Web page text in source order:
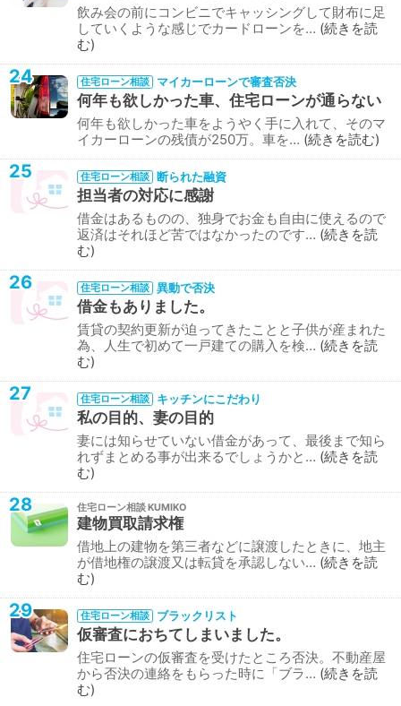
飲み会の前にコンビニでキャッシングして財布に足
していくような感じでカードローンを… 続きを読
む
24 住宅ローン相談 マイカーローンで審査否決
何年も欲しかった車、住宅ローンが通らない
何年も欲しかった車をようやく手に入れて、そのマ
イカーローンの残債が250万。車を… 続きを読む
25 住宅ローン相談 断られた融資
担当者の対応に感謝
借金はあるものの、独身でお金も自由に使えるので
返済はそれほど苦ではなかったのです… 続きを読
む
26 住宅ローン相談 異動で否決
借金もありました。
賃貸の契約更新が迫ってきたことと子供が産まれた
為、人生で初めて一戸建ての購入を検… 続きを読
む
27 住宅ローン相談 キッチンにこだわり
私の目的、妻の目的
妻には知らせていない借金があって、最後まで知ら
れずまとめる事が出来るでしょうかと… 続きを読
む
28 住宅ローン相談
建物買取請求権
借地上の建物を第三者などに譲渡したときに、地主
が借地権の譲渡又は転貸を承認しない… 続きを読
む
29 住宅ローン相談 ブラックリスト
仮審査におちてしまいました。
住宅ローンの仮審査を受けたところ否決。不動産屋
から否決の連絡をもらった時に「ブラ… 続きを読
む